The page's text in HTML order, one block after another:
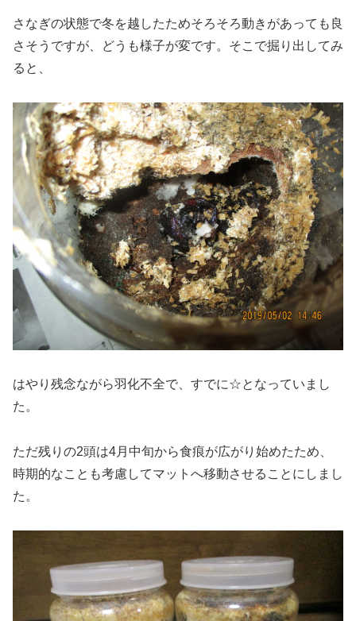
さなぎの状態で冬を越したためそろそろ動きがあっても良
さそうですが、どうも様子が変です。そこで掘り出してみ
ると、
はやり残念ながら羽化不全で、すでに☆となっていまし
た。
ただ残りの2頭は4月中旬から食痕が広がり始めたため、
時期的なことも考慮してマットへ移動させることにしまし
た。